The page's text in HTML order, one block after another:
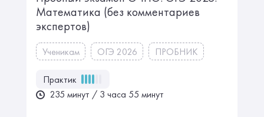
Математика ㅤㅤㅤㅤ(без комментариев
экспертов)
Ученикам ОГЭ 2026 ПРОБНИК
Практик
235 минут / 3 часа 55 минут